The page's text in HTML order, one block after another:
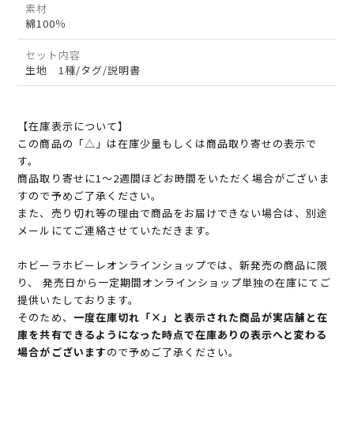
素材
綿100％
セット内容
生地 1種/タグ/説明書
【在庫表示について】
この商品の「△」は在庫少量もしくは商品取り寄せの表示で
す。
商品取り寄せに1～2週間ほどお時間をいただく場合がございま
すので予めご了承ください。
また、売り切れ等の理由で商品をお届けできない場合は、別途
メールにてご連絡させていただきます。
ホビーラホビーレオンラインショップでは、新発売の商品に限
り、 発売日から一定期間オンラインショップ単独の在庫にてご
提供いたしております。
そのため、 一度在庫切れ「×」と表示された商品が実店舗と在
庫を共有できるようになった時点で在庫ありの表示へと変わる
場合がございますので予めご了承ください。